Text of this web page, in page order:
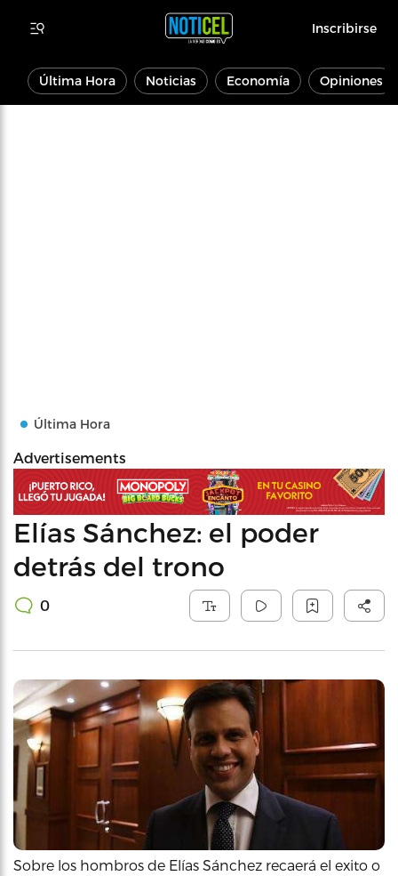
Inscribirse
Última Hora Noticias Economía Opiniones
Última Hora
Advertisements
Elías Sánchez: el poder
detrás del trono
0
Sobre los hombros de Elías Sánchez recaerá el exito o